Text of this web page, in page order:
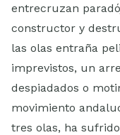
entrecruzan
constructor y
las olas entraña
imprevistos, un
despiadados o
movimiento
tres olas, ha